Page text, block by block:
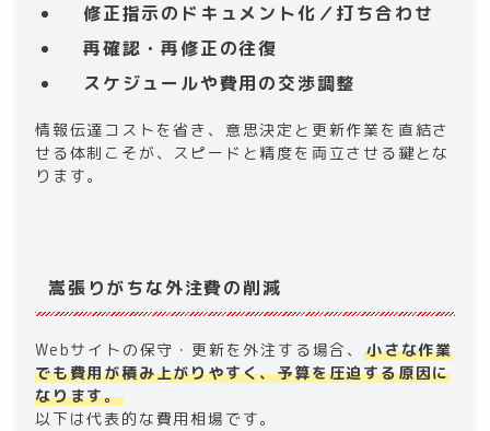
修正指示のドキュメント化／打ち合わせ
再確認・再修正の往復
スケジュールや費用の交渉調整
情報伝達コストを省き、意思決定と更新作業を直結さ
せる体制こそが、スピードと精度を両立させる鍵とな
ります。
嵩張りがちな外注費の削減
Webサイトの保守・更新を外注する場合、小さな作業
でも費用が積み上がりやすく、予算を圧迫する原因に
なります。
以下は代表的な費用相場です。